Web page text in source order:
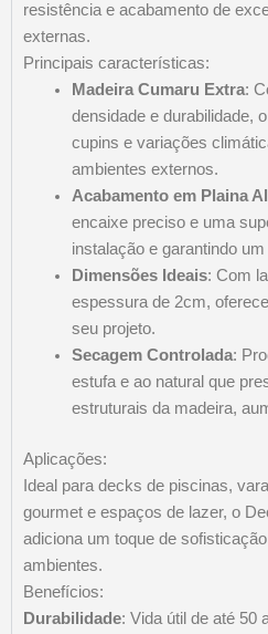
resistência e acabamento de
externas.​
Principais características:
Madeira Cumaru Extra:
densidade e durabilidade,
cupins e variações
ambientes externos.​
Acabamento em Plaina
encaixe preciso e uma
instalação e garantindo
Dimensões Ideais: Com
espessura de 2cm,
seu projeto.​
Secagem Controlada:
estufa e ao natural que
estruturais da madeira,
Aplicações:
Ideal para decks de piscinas,
gourmet e espaços de lazer, o
adiciona um toque de
ambientes.​
Benefícios:
Durabilidade: Vida útil de até 50